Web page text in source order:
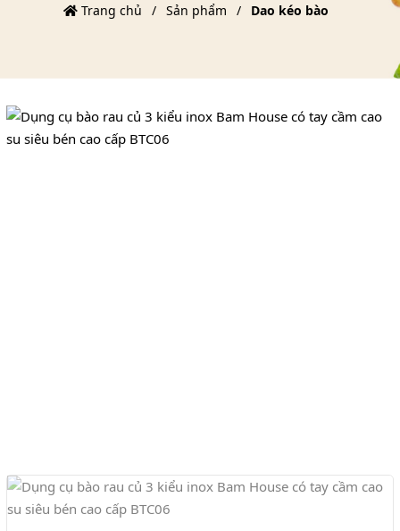
Trang chủ Sản phẩm Dao kéo bào